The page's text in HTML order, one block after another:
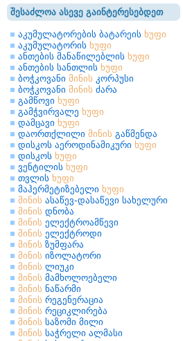
შესაძლოა ასევე გაინტერესებდეთ
აკუმულატორების ბატარეის ხუფი
აკუმულატორის ხუფი
ანთების მანაწილებლის ხუფი
ანთების სანთლის ხუფი
ბოჭკოვანი მინის კორპუსი
ბოჭკოვანი მინის ძარა
გამწოვი ხუფი
გამჭვირვალე ხუფი
დამცავი ხუფი
დაორთქლილი მინის გაწმენდა
დისკოს აეროდინამიკური ხუფი
დისკოს ხუფი
ვენტილის ხუფი
თვლის ხუფი
მაჰერმეტიზებელი ხუფი
მინის ასაწევ-დასაწევი სახელური
მინის დნობა
მინის ელექტროამწევი
მინის ელექტროდი
მინის ზუმფარა
მინის იზოლატორი
მინის ლიუკი
მინის მამხოლოებელი
მინის ნაწარმი
მინის რეგენერაცია
მინის რეციკლირება
მინის საზომი მილი
მინის საჭრელი ალმასი